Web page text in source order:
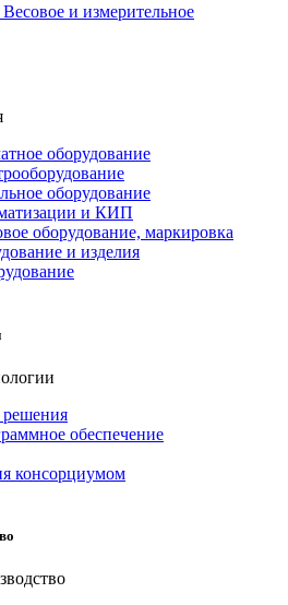
Весовое и измерительное
оборудование
оборудование
и КИП
оборудование, маркировка
и изделия
обеспечение
консорциумом